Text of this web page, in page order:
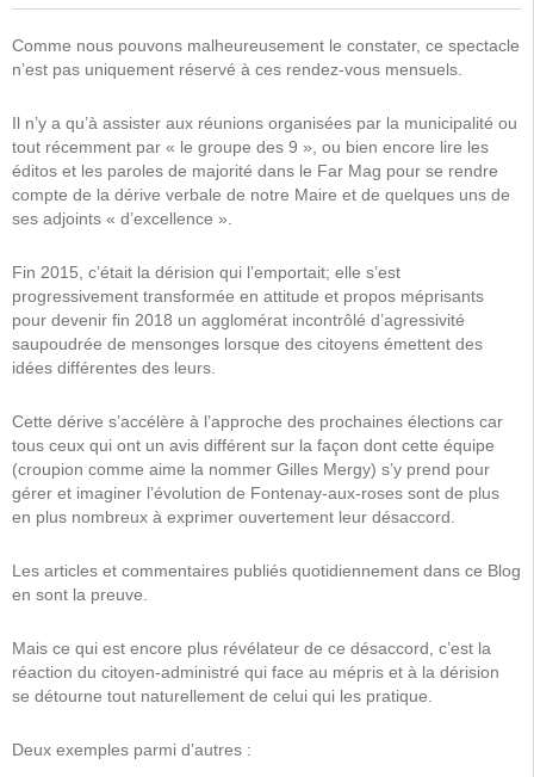
Comme nous pouvons malheureusement le constater, ce spectacle
n’est pas uniquement réservé à ces rendez-vous mensuels.
Il n’y a qu’à assister aux réunions organisées par la municipalité ou
tout récemment par « le groupe des 9 », ou bien encore lire les
éditos et les paroles de majorité dans le Far Mag pour se rendre
compte de la dérive verbale de notre Maire et de quelques uns de
ses adjoints « d’excellence ».
Fin 2015, c’était la dérision qui l’emportait; elle s’est
progressivement transformée en attitude et propos méprisants
pour devenir fin 2018 un agglomérat incontrôlé d’agressivité
saupoudrée de mensonges lorsque des citoyens émettent des
idées différentes des leurs.
Cette dérive s’accélère à l’approche des prochaines élections car
tous ceux qui ont un avis différent sur la façon dont cette équipe
(croupion comme aime la nommer Gilles Mergy) s’y prend pour
gérer et imaginer l’évolution de Fontenay-aux-roses sont de plus
en plus nombreux à exprimer ouvertement leur désaccord.
Les articles et commentaires publiés quotidiennement dans ce Blog
en sont la preuve.
Mais ce qui est encore plus révélateur de ce désaccord, c’est la
réaction du citoyen-administré qui face au mépris et à la dérision
se détourne tout naturellement de celui qui les pratique.
Deux exemples parmi d’autres :